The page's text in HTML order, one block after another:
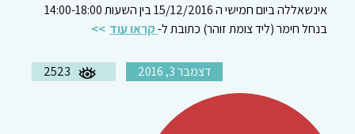
אינשאללה ביום חמישי ה 15/12/2016 בין השעות 14:00-18:00
בנחל חימר (ליד צומת זוהר) כתובת ל-קראו עוד
דצמבר 3, 2016 2523